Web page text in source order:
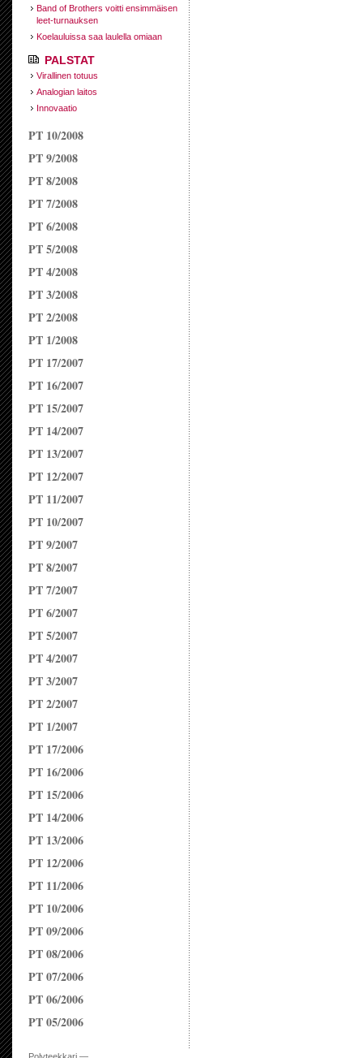
Band of Brothers voitti ensimmäisen
leet-turnauksen
Koelauluissa saa laulella omiaan
PALSTAT
Virallinen totuus
Analogian laitos
Innovaatio
PT 10/2008
PT 9/2008
PT 8/2008
PT 7/2008
PT 6/2008
PT 5/2008
PT 4/2008
PT 3/2008
PT 2/2008
PT 1/2008
PT 17/2007
PT 16/2007
PT 15/2007
PT 14/2007
PT 13/2007
PT 12/2007
PT 11/2007
PT 10/2007
PT 9/2007
PT 8/2007
PT 7/2007
PT 6/2007
PT 5/2007
PT 4/2007
PT 3/2007
PT 2/2007
PT 1/2007
PT 17/2006
PT 16/2006
PT 15/2006
PT 14/2006
PT 13/2006
PT 12/2006
PT 11/2006
PT 10/2006
PT 09/2006
PT 08/2006
PT 07/2006
PT 06/2006
PT 05/2006